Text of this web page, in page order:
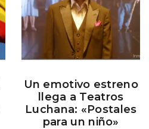
Un emotivo estreno
llega a Teatros
Luchana: «Postales
para un niño»